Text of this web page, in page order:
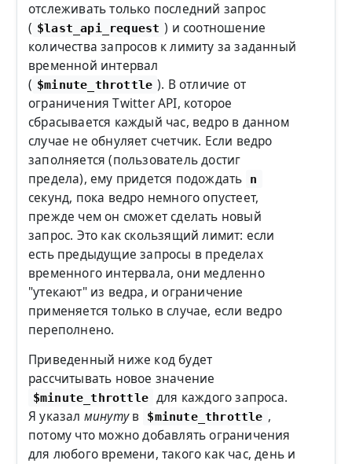
отслеживать только последний запрос
( $last_api_request ) и соотношение
количества запросов к лимиту за заданный
временной интервал
( $minute_throttle ). В отличие от
ограничения Twitter API, которое
сбрасывается каждый час, ведро в данном
случае не обнуляет счетчик. Если ведро
заполняется (пользователь достиг
предела), ему придется подождать
n
секунд, пока ведро немного опустеет,
прежде чем он сможет сделать новый
запрос. Это как скользящий лимит: если
есть предыдущие запросы в пределах
временного интервала, они медленно
"утекают" из ведра, и ограничение
применяется только в случае, если ведро
переполнено.
Приведенный ниже код будет
рассчитывать новое значение
$minute_throttle для каждого запроса.
Я указал минутув $minute_throttle ,
потому что можно добавлять ограничения
для любого времени, такого как час, день и